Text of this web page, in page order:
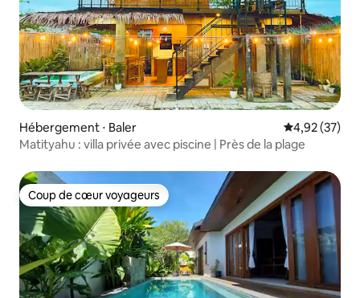
Hébergement ⋅ Baler Évaluation
4,92 (37)
Matityahu : villa privée avec piscine | Près de la plage
Coup de cœur voyageurs
Coup de cœur voyageurs